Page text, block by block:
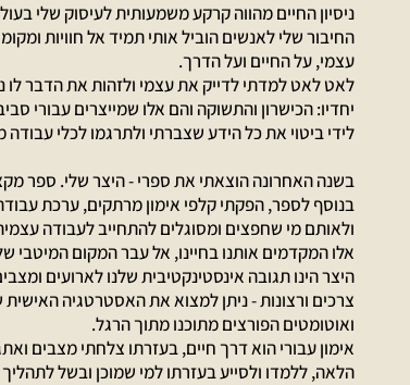
ניסיון החיים מהווה קרקע משמעותית לעיסוק שלי
החיבור שלי לאנשים הוביל אותי תמיד אל חוויות
עצמי, על החיים ועל הדרך.
לאט לאט למדתי לדייק את עצמי ולזהות את הדבר לו
יחדיו: הכישרון והתשוקה והם אלו שמייצרים
לידי ביטוי את כל הידע שצברתי ולתרגמו לכלי
בשנה האחרונה הוצאתי את ספרי - היצר שלי. ספר
בנוסף לספר, הפקתי קלפי אימון מרתקים, ערכת
ולאותם מי שחפצים ומסוגלים להתחייב לעבודה
אלו המקדמים אותנו בחיינו, אל עבר המקום המיטבי
היצר הינו תגובה אינסטינקטיבית שלנו לארועים
צרכים ורצונות - ניתן למצוא את האסטרטגיה
ואוטומטים הפורצים מתוכנו מתוך הרגל.
אימון עבורי הוא דרך חיים, בעזרתו צלחתי מצבים
הלאה, ללמדו ולסייע בעזרתו למי שמוכן ובשל לתהליך